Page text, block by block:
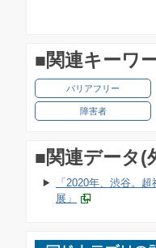
■関連キーワ
バリアフリー
障害者
■関連データ(
「2020年、渋谷。
展」